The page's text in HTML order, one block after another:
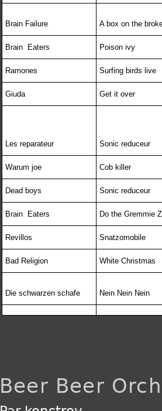
Brain Failure A box on the
Brain Eaters Poison ivy
Ramones Surfing birds live
Giuda Get it over
Les reparateur Sonic reduceur
Warum joe Cob killer
Dead boys Sonic reduceur
Brain Eaters Do the Gremmie
Revillos Snatzomobile
Bad Religion White Christmas
Die schwarzen schafe Nein Nein Nein
Beer Beer